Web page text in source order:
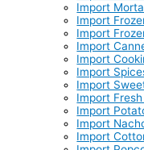
Import
Import
Import
Import
Import
Import
Import
Import
Import
Import
Import